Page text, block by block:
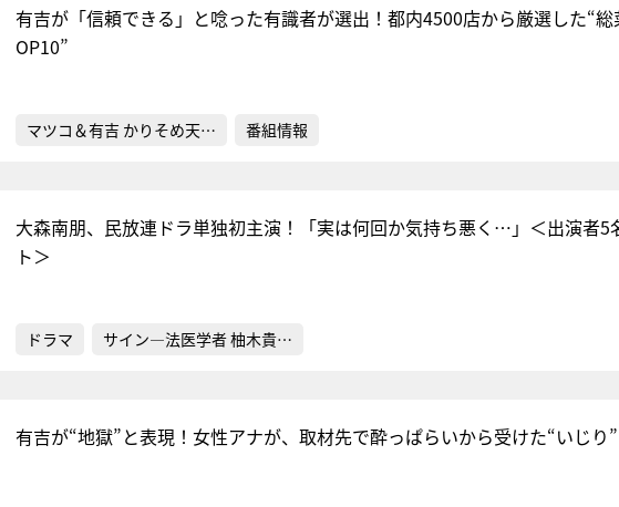
有吉が「信頼できる」と唸った有識者が選出！都内4500店から厳選した“
OP10”
マツコ＆有吉 かりそめ天… 番組情報
大森南朋、民放連ドラ単独初主演！「実は何回か気持ち悪く…」＜出演者5
ト＞
ドラマ サイン―法医学者 柚木貴…
有吉が“地獄”と表現！女性アナが、取材先で酔っぱらいから受けた“いじり”